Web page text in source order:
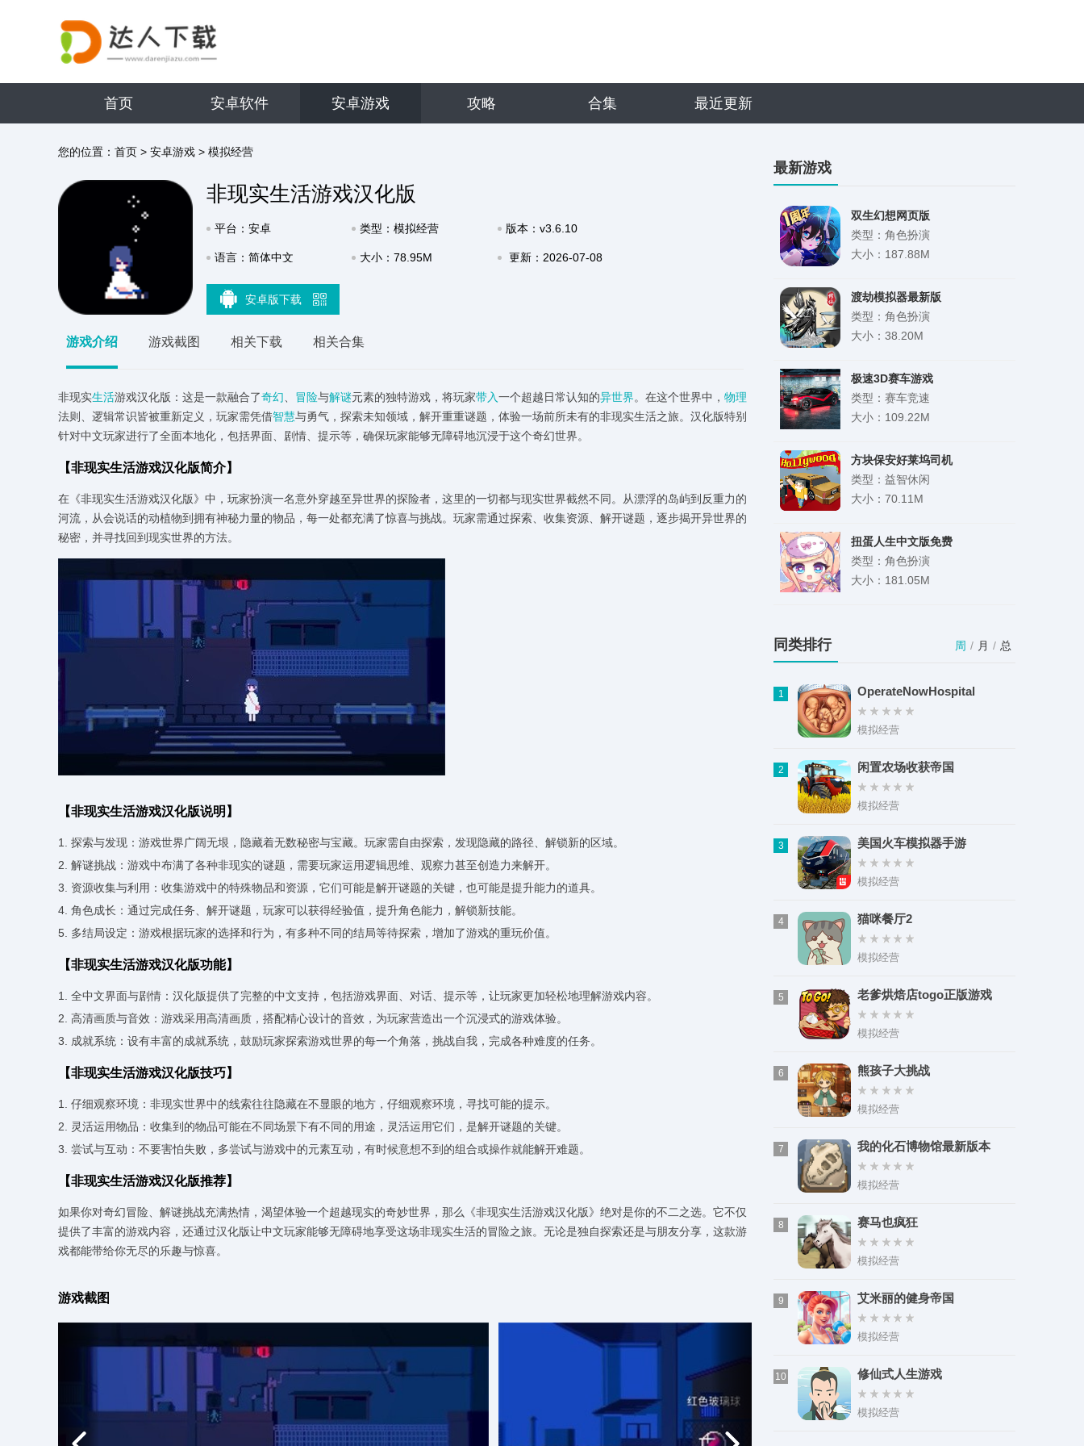
首页 安卓软件 安卓游戏 攻略 合集 最近更新
您的位置： 首页 > 安卓游戏 > 模拟经营
非现实生活游戏汉化版
平台：安卓 类型：模拟经营 版本：v3.6.10
语言：简体中文 大小：78.95M 更新：2026-07-08
安卓版下载
游戏介绍 游戏截图 相关下载 相关合集
非现实生活游戏汉化版：这是一款融合了奇幻 冒险与解谜元素的独特游戏，将玩家带入一个超越日常认知的异世界。在这个世界中， 物理
法则、逻辑常识皆被重新定义，玩家需凭借智慧与勇气，探索未知领域，解开重重谜题，体验一场前所未有的非现实生活之旅。汉化版特别
针对中文玩家进行了全面本地化，包括界面、剧情、提示等，确保玩家能够无障碍地沉浸于这个奇幻世界。
【非现实生活游戏汉化版简介】
在《非现实生活游戏汉化版》中，玩家扮演一名意外穿越至异世界的探险者，这里的一切都与现实世界截然不同。从漂浮的岛屿到反重力的
河流，从会说话的动植物到拥有神秘力量的物品，每一处都充满了惊喜与挑战。玩家需通过探索、收集资源、解开谜题，逐步揭开异世界的
秘密，并寻找回到现实世界的方法。
【非现实生活游戏汉化版说明】
1. 探索与发现：游戏世界广阔无垠，隐藏着无数秘密与宝藏。玩家需自由探索，发现隐藏的路径、解锁新的区域。
2. 解谜挑战：游戏中布满了各种非现实的谜题，需要玩家运用逻辑思维、观察力甚至创造力来解开。
3. 资源收集与利用：收集游戏中的特殊物品和资源，它们可能是解开谜题的关键，也可能是提升能力的道具。
4. 角色成长：通过完成任务、解开谜题，玩家可以获得经验值，提升角色能力，解锁新技能。
5. 多结局设定：游戏根据玩家的选择和行为，有多种不同的结局等待探索，增加了游戏的重玩价值。
【非现实生活游戏汉化版功能】
1. 全中文界面与剧情：汉化版提供了完整的中文支持，包括游戏界面、对话、提示等，让玩家更加轻松地理解游戏内容。
2. 高清画质与音效：游戏采用高清画质，搭配精心设计的音效，为玩家营造出一个沉浸式的游戏体验。
3. 成就系统：设有丰富的成就系统，鼓励玩家探索游戏世界的每一个角落，挑战自我，完成各种难度的任务。
【非现实生活游戏汉化版技巧】
1. 仔细观察环境：非现实世界中的线索往往隐藏在不显眼的地方，仔细观察环境，寻找可能的提示。
2. 灵活运用物品：收集到的物品可能在不同场景下有不同的用途，灵活运用它们，是解开谜题的关键。
3. 尝试与互动：不要害怕失败，多尝试与游戏中的元素互动，有时候意想不到的组合或操作就能解开难题。
【非现实生活游戏汉化版推荐】
如果你对奇幻冒险、解谜挑战充满热情，渴望体验一个超越现实的奇妙世界，那么《非现实生活游戏汉化版》绝对是你的不二之选。它不仅
提供了丰富的游戏内容，还通过汉化版让中文玩家能够无障碍地享受这场非现实生活的冒险之旅。无论是独自探索还是与朋友分享，这款游
戏都能带给你无尽的乐趣与惊喜。
游戏截图
最新游戏
双生幻想网页版
类型：角色扮演
大小：187.88M
渡劫模拟器最新版
类型：角色扮演
大小：38.20M
极速3D赛车游戏
类型：赛车竞速
大小：109.22M
方块保安好莱坞司机
类型：益智休闲
大小：70.11M
扭蛋人生中文版免费
类型：角色扮演
大小：181.05M
蓝兔影评官网版
类型：影音娱乐
周 / 月 / 总
同类排行
1 OperateNowHospital
模拟经营
2 闲置农场收获帝国
模拟经营
3 美国火车模拟器手游
模拟经营
4 猫咪餐厅2
模拟经营
5 老爹烘焙店togo正版游戏
模拟经营
6 熊孩子大挑战
模拟经营
7 我的化石博物馆最新版本
模拟经营
8 赛马也疯狂
模拟经营
9 艾米丽的健身帝国
模拟经营
10 修仙式人生游戏
模拟经营